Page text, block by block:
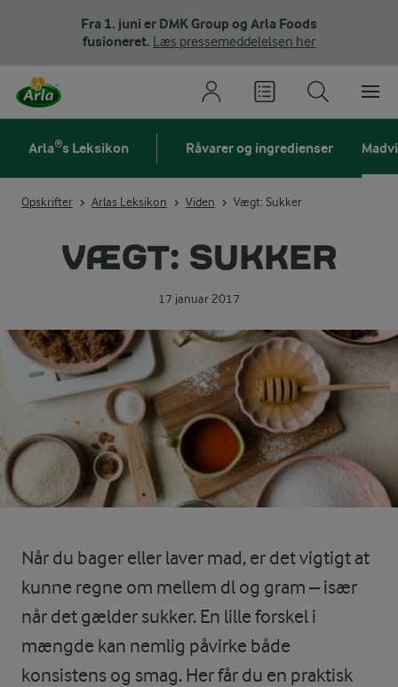
Fra 1. juni er DMK Group og Arla Foods
fusioneret. Læs pressemeddelelsen her
Arla®s Leksikon Råvarer og ingredienser
Opskrifter Arlas Leksikon Viden Vægt: Sukker
VÆGT: SUKKER
17 januar 2017
Når du bager eller laver mad, er det vigtigt at
kunne regne om mellem dl og gram – især
når det gælder sukker. En lille forskel i
mængde kan nemlig påvirke både
konsistens og smag. Her får du en praktisk